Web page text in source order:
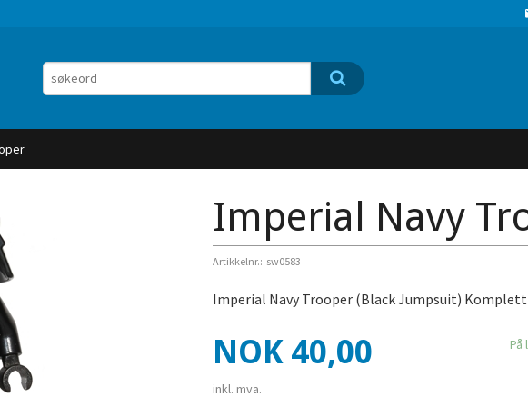
Imperial Navy
Artikkelnr.: sw0583
Imperial Navy Trooper (Black Jumpsuit) Komplett
Pris
NOK 40,00
inkl. mva.
På